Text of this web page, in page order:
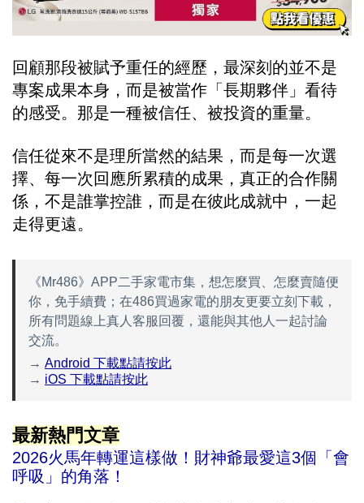
回顧那段被賦予重任的經歷，最深刻的並不是
專案成果本身，而是被當作「長期夥伴」看待
的感受。那是一種被信任、被投資的重量。
信任從來不是理所當然的結果，而是每一次選
擇、每一次回應所累積的成果，真正的合作關
係，不是誰掌控誰，而是在彼此成就中，一起
走得更遠。
《Mr486》APP二手家電市集，想怎麼買、怎麼賣隨便
你，免手續費；在486買過家電的朋友更要立刻下載，
所有問題線上真人客服回覆，還能與其他人一起討論
交流。
→ Android 下載點請按此
→ iOS 下載點請按此
最新熱門文章
2026火馬年轉運這樣做！財神爺最愛這3個「會
呼吸」的角落！